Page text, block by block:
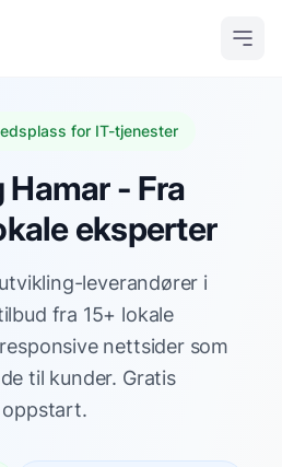
for IT-tjenester
- Fra
eksperter
leverandører i
fra 15+ lokale
nettsider som
til kunder. Gratis
oppstart.